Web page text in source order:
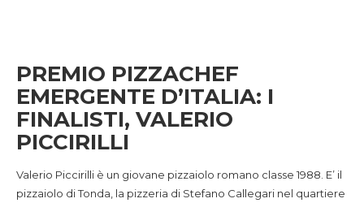
PREMIO PIZZACHEF
EMERGENTE D’ITALIA: I
FINALISTI, VALERIO
PICCIRILLI
Valerio Piccirilli è un giovane pizzaiolo romano classe 1988. E’ il
pizzaiolo di Tonda, la pizzeria di Stefano Callegari nel quartiere